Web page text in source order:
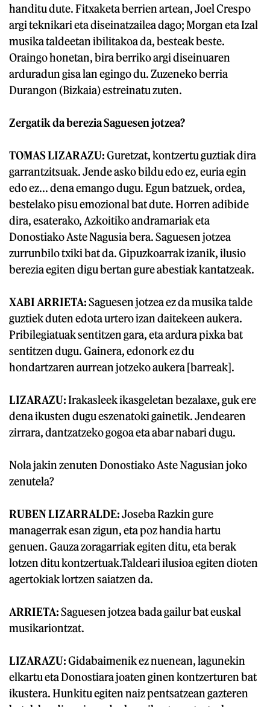
handitu dute. Fitxaketa berrien artean, Joel Crespo
argi teknikari eta diseinatzailea dago; Morgan eta Izal
musika taldeetan ibilitakoa da, besteak beste.
Oraingo honetan, bira berriko argi diseinuaren
arduradun gisa lan egingo du. Zuzeneko berria
Durangon (Bizkaia) estreinatu zuten.
Zergatik da berezia Saguesen jotzea?
TOMAS LIZARAZU:Guretzat, kontzertu guztiak dira
garrantzitsuak. Jende asko bildu edo ez, euria egin
edo ez... dena emango dugu. Egun batzuek, ordea,
bestelako pisu emozional bat dute. Horren adibide
dira, esaterako, Azkoitiko andramariak eta
Donostiako Aste Nagusia bera. Saguesen jotzea
zurrunbilo txiki bat da. Gipuzkoarrak izanik, ilusio
berezia egiten digu bertan gure abestiak kantatzeak.
XABI ARRIETA:Saguesen jotzea ez da musika talde
guztiek duten edota urtero izan daitekeen aukera.
Pribilegiatuak sentitzen gara, eta ardura pixka bat
sentitzen dugu. Gainera, edonork ez du
hondartzaren aurrean jotzeko aukera [barreak].
LIZARAZU:Irakasleek ikasgeletan bezalaxe, guk ere
dena ikusten dugu eszenatoki gainetik. Jendearen
zirrara, dantzatzeko gogoa eta abar nabari dugu.
Nola jakin zenuten Donostiako Aste Nagusian joko
zenutela?
RUBEN LIZARRALDE:Joseba Razkin gure
managerrak esan zigun, eta poz handia hartu
genuen. Gauza zoragarriak egiten ditu, eta berak
lotzen ditu kontzertuak.Taldeari ilusioa egiten dioten
agertokiak lortzen saiatzen da.
ARRIETA:Saguesen jotzea bada gailur bat euskal
musikariontzat.
LIZARAZU:Gidabaimenik ez nuenean, lagunekin
elkartu eta Donostiara joaten ginen kontzerturen bat
ikustera. Hunkitu egiten naiz pentsatzean gazteren